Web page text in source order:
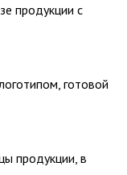
продукции с
готовой
продукции, в